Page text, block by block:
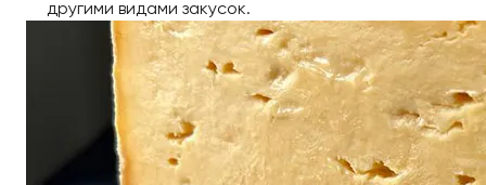
другими видами закусок.